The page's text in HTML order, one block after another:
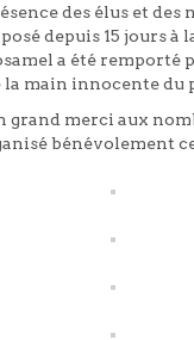
des élus et des
depuis 15 jours à
a été remporté
la main innocente du
grand merci aux
bénévolement